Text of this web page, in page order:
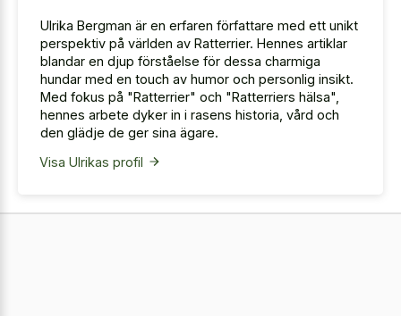
Ulrika Bergman är en erfaren författare med ett unikt
perspektiv på världen av Ratterrier. Hennes artiklar
blandar en djup förståelse för dessa charmiga
hundar med en touch av humor och personlig insikt.
Med fokus på "Ratterrier" och "Ratterriers hälsa",
hennes arbete dyker in i rasens historia, vård och
den glädje de ger sina ägare.
Visa Ulrikas profil